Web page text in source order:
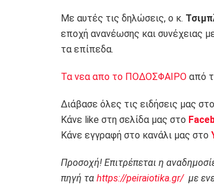
Με αυτές τις δηλώσεις, ο κ.
εποχή ανανέωσης και συνέχειας
τα επίπεδα.
Τα νεα απο το ΠΟΔΟΣΦΑΙΡΟ από
Διάβασε όλες τις ειδήσεις μας στο
Κάνε like στη σελίδα μας στο
Κάνε εγγραφή στο κανάλι μας στο
Προσοχή! Επιτρέπεται η
πηγή τα https://peiraiotika.gr/με